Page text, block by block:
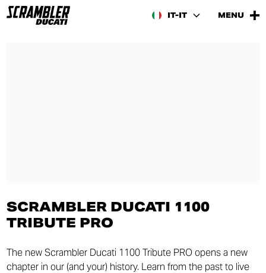
IT-IT MENU
SCRAMBLER DUCATI 1100
TRIBUTE PRO
The new Scrambler Ducati 1100 Tribute PRO opens a new
chapter in our (and your) history. Learn from the past to live